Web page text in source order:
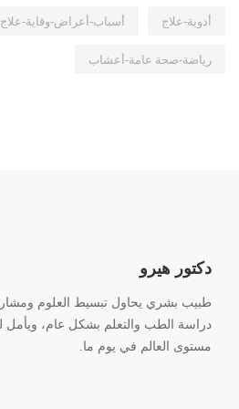
أدوية-علاج أسباب-أعراض-وقاية-علاج
رياضة-صحة عامة-أعشاب
دكتور هيرو
طبيب بشري يحاول تبسيط العلوم
دراسة الطب والتعلم بشكل عام،
مستوى العالم في يوم ما.